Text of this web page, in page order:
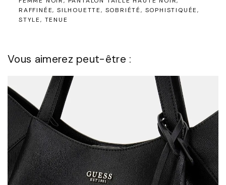
RAFFINÉE SILHOUETTE SOBRIÉTÉ SOPHISTIQUÉE
STYLE
TENUE
Vous aimerez peut-être :